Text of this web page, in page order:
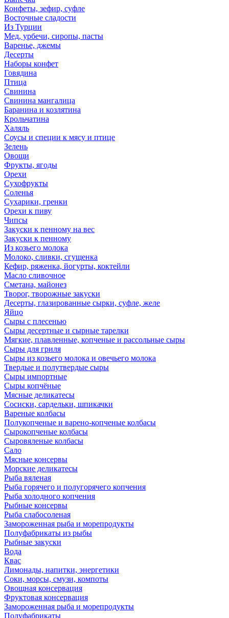
Конфеты, зефир, суфле
Восточные сладости
Из Турции
Мед, урбечи, сиропы, пасты
Варенье, джемы
Десерты
Наборы конфет
Говядина
Птица
Свинина
Свинина мангалица
Баранина и козлятина
Крольчатина
Халяль
Соусы и специи к мясу и птице
Зелень
Овощи
Фрукты, ягоды
Орехи
Сухофрукты
Соленья
Сухарики, гренки
Орехи к пиву
Чипсы
Закуски к пенному на вес
Закуски к пенному
Из козьего молока
Молоко, сливки, сгущенка
Кефир, ряженка, йогурты, коктейли
Масло сливочное
Сметана, майонез
Творог, творожные закуски
Десерты, глазированные сырки, суфле, желе
Яйцо
Сыры с плесенью
Сыры десертные и сырные тарелки
Мягкие, плавленные, копченые и рассольные сыры
Сыры для гриля
Сыры из козьего молока и овечьего молока
Твердые и полутвердые сыры
Сыры импортные
Сыры копчёные
Мясные деликатесы
Сосиски, сардельки, шпикачки
Вареные колбасы
Полукопченые и варено-копченые колбасы
Сырокопченые колбасы
Сыровяленые колбасы
Сало
Мясные консервы
Морские деликатесы
Рыба вяленая
Рыба горячего и полугорячего копчения
Рыба холодного копчения
Рыбные консервы
Рыба слабосоленая
Замороженная рыба и морепродукты
Полуфабрикаты из рыбы
Рыбные закуски
Вода
Квас
Лимонады, напитки, энергетики
Соки, морсы, смузи, компоты
Овощная консервация
Фруктовая консервация
Замороженная рыба и морепродукты
Полуфабрикаты